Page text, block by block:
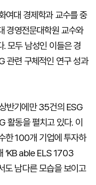
여대 경제학과 교수를 중
경영전문대학원 교수와
모두 남성인 이들은 경
관련 구체적인 연구 성과
반기에만 35건의 ESG
활동을 펼치고 있다. 이
한 100개 기업에 투자하
‘KB able ELS 1703
도 남다른 모습을 보이고